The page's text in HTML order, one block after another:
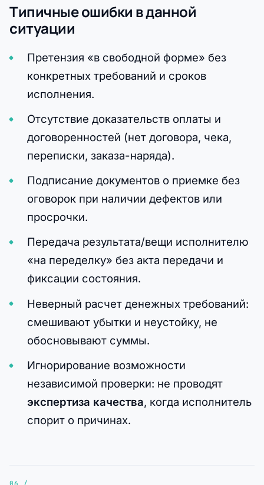
Типичные ошибки в данной
ситуации
Претензия «в свободной форме» без
конкретных требований и сроков
исполнения.
Отсутствие доказательств оплаты и
договоренностей (нет договора, чека,
переписки, заказа-наряда).
Подписание документов о приемке без
оговорок при наличии дефектов или
просрочки.
Передача результата/вещи исполнителю
«на переделку» без акта передачи и
фиксации состояния.
Неверный расчет денежных требований:
смешивают убытки и неустойку, не
обосновывают суммы.
Игнорирование возможности
независимой проверки: не проводят
экспертиза качества, когда исполнитель
спорит о причинах.